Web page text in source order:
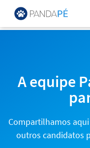
Central
A equipe
Compartilhamos
outros candidatos